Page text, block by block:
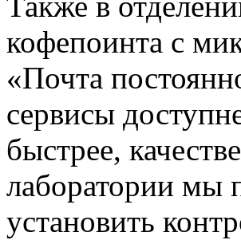
кофепоинта с
«Почта
сервисы
быстрее,
лаборатории мы
установить